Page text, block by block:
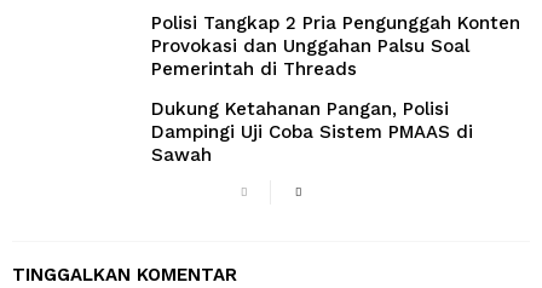
Polisi Tangkap 2 Pria Pengunggah Konten
Provokasi dan Unggahan Palsu Soal
Pemerintah di Threads
Dukung Ketahanan Pangan, Polisi
Dampingi Uji Coba Sistem PMAAS di
Sawah
TINGGALKAN KOMENTAR